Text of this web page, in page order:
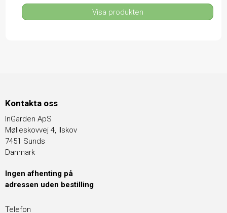
Visa produkten
Kontakta oss
InGarden ApS
Mølleskovvej 4, Ilskov
7451 Sunds
Danmark
Ingen afhenting på
adressen uden bestilling
Telefon